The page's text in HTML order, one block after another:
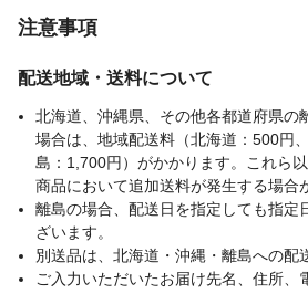
注意事項
配送地域・送料について
北海道、沖縄県、その他各都道府県の
場合は、地域配送料（北海道：500円
島：1,700円）がかかります。これら
商品において追加送料が発生する場合
離島の場合、配送日を指定しても指定
ざいます。
別送品は、北海道・沖縄・離島への配
ご入力いただいたお届け先名、住所、